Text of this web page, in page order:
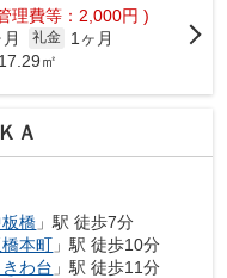
理費等：2,000円 )
礼金
1ヶ月
㎡
Ａ
橋 」駅 徒歩7分
本町 」駅 徒歩10分
きわ台 」駅 徒歩11分